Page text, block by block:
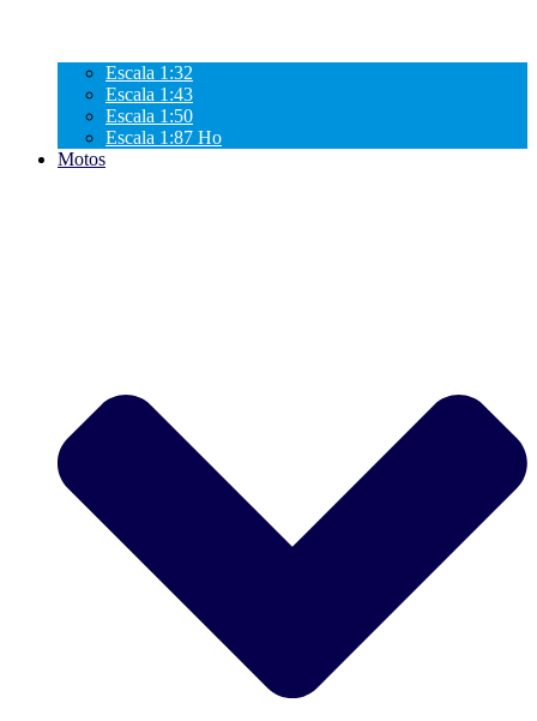
Escala 1:32
Escala 1:43
Escala 1:50
Escala 1:87 Ho
Motos